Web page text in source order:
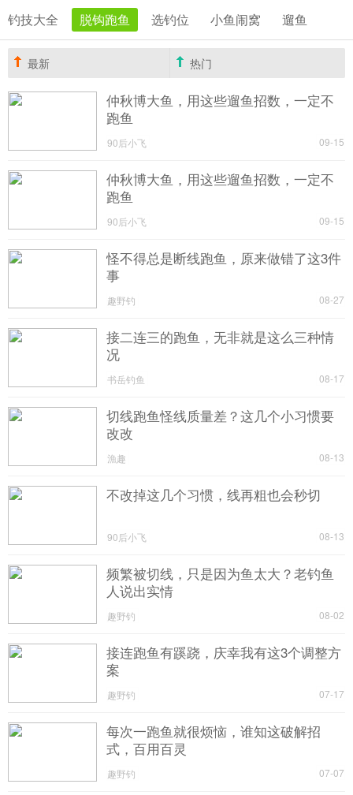
钓技大全 脱钩跑鱼 选钓位 小鱼闹窝 遛鱼
最新 热门
仲秋博大鱼，用这些遛鱼招数，一定不
跑鱼
90后小飞 09-15
仲秋博大鱼，用这些遛鱼招数，一定不
跑鱼
90后小飞 09-15
怪不得总是断线跑鱼，原来做错了这3件
事
趣野钓 08-27
接二连三的跑鱼，无非就是这么三种情
况
书岳钓鱼 08-17
切线跑鱼怪线质量差？这几个小习惯要
改改
漁趣 08-13
不改掉这几个习惯，线再粗也会秒切
90后小飞 08-13
频繁被切线，只是因为鱼太大？老钓鱼
人说出实情
趣野钓 08-02
接连跑鱼有蹊跷，庆幸我有这3个调整方
案
趣野钓 07-17
每次一跑鱼就很烦恼，谁知这破解招
式，百用百灵
趣野钓 07-07